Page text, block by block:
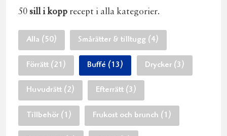
50 sill i kopp recept i alla kategorier.
Alla (50) Smårätter & tilltugg (4)
Förrätt (21) Buffé (13) Drycker (3)
Huvudrätt (2) Efterrätt (3)
Tillbehör (1) Frukost och brunch (1)